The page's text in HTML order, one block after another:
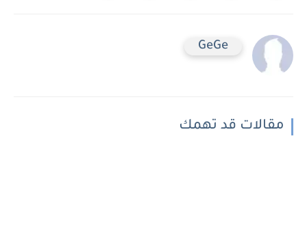
GeGe
مقالات قد تهمك